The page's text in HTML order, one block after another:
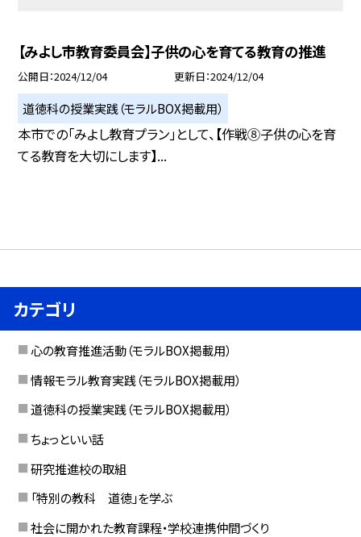
【みよし市教育委員会】子供の心を育てる教育の推進
公開日 2024/12/04 更新日 2024/12/04
道徳科の授業実践（モラルBOX掲載用）
本市での「みよし教育プラン」として、【作戦⑧子供の心を育
てる教育を大切にします】...
カテゴリ
心の教育推進活動（モラルBOX掲載用）
情報モラル教育実践（モラルBOX掲載用）
道徳科の授業実践（モラルBOX掲載用）
ちょっといい話
研究推進校の取組
「特別の教科 道徳」を学ぶ
社会に開かれた教育課程・学校連携仲間づくり